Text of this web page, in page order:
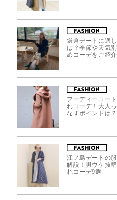
鎌倉デートに適
は？季節や天気
めコーデをご紹介
フーディーコー
れコーデ！大人
なすポイントは？
江ノ島デートの
解説！男ウケ抜
れコーデ9選